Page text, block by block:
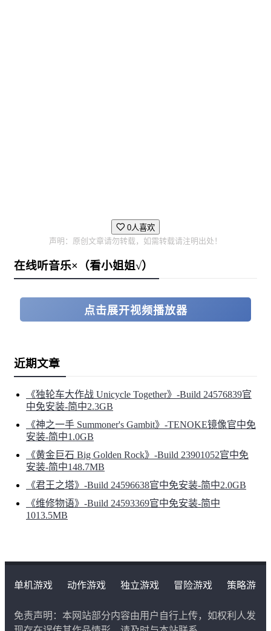
0人喜欢
声明：原创文章请勿转载，如需转载请注明出处！
在线听音乐×（看小姐姐√）
点击展开视频播放器
近期文章
《独轮车大作战 Unicycle Together》-Build 24576839官
中免安装-简中2.3GB
《神之一手 Summoner's Gambit》-TENOKE镜像官中免
安装-简中1.0GB
《黄金巨石 Big Golden Rock》-Build 23901052官中免
安装-简中148.7MB
《君王之塔》-Build 24596638官中免安装-简中2.0GB
《维修物语》-Build 24593369官中免安装-简中
1013.5MB
单机游戏 动作游戏 独立游戏 冒险游戏
策略游
免责声明：本网站部分内容由用户自行上传，如权利人发